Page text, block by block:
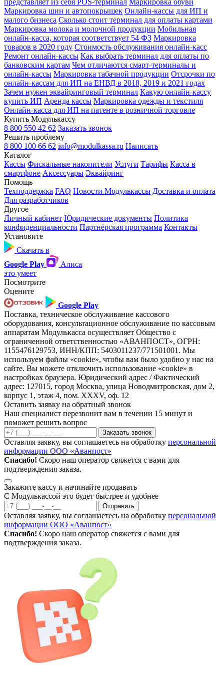
представляет из себя POS-терминал Маркировка обуви
Маркировка шин и автопокрышек Онлайн-кассы для ИП и
малого бизнеса Сколько стоит терминал для оплаты картами
Маркировка молока и молочной продукции Мобильная
онлайн-касса, которая соответствует 54 ФЗ Маркировка
товаров в 2020 году Стоимость обслуживания онлайн-касс
Ремонт онлайн-кассы Как выбрать терминал для оплаты по
банковским картам Чем отличаются смарт-терминалы и
онлайн-кассы Маркировка табачной продукции Отсрочки по
онлайн-кассам для ИП на ЕНВД в 2018, 2019 и 2021 годах
Зачем нужен эквайринговый терминал Какую онлайн-кассу
купить ИП Аренда кассы Маркировка одежды и текстиля
Онлайн-касса для ИП на патенте в розничной торговле
Купить Модулькассу
8 800 550 42 62 Заказать звонок
Решить проблему
8 800 100 66 62 info@modulkassa.ru Написать
Каталог
Кассы Фискальные накопители Услуги Тарифы Касса в
смартфоне Аксессуары Эквайринг
Помощь
Техподдержка FAQ Новости Модулькассы Доставка и оплата
Для разработчиков
Другое
Личный кабинет Юридические документы Политика
конфиденциальности Партнёрская программа Контакты
Установите
Скачать в
Google Play
Алиса
это умеет
Посмотрите
Оцените
Google Play
Поставка, техническое обслуживание кассового
оборудования, консультационное обслуживание по кассовым
аппаратам Модулькасса осуществляет Общество с
ограниченной ответственностью «АВАНПОСТ», ОГРН:
1155476129753, ИНН/КПП: 5403011237/771501001. Мы
используем файлы «cookie», чтобы вам было удобно у нас на
сайте. Вы можете отключить использование «cookie» в
настройках браузера. Юридический адрес / Фактический
адрес: 127015, город Москва, улица Новодмитровская, дом 2,
корпус 1, этаж 4, пом. XXXV, оф. 12
Оставить заявку на обратный звонок
Наш специалист перезвонит вам в течении 15 минут и
поможет решить вопрос
Заказать звонок
Оставляя заявку, вы соглашаетесь на обработку персональной
информации ООО «Аванпост»
Спасибо! Скоро наш оператор свяжется с вами для
подтверждения заказа.
Закажите кассу и начинайте продавать
С Модулькассой это будет быстрее и удобнее
Отправить
Оставляя заявку, вы соглашаетесь на обработку персональной
информации ООО «Аванпост»
Спасибо! Скоро наш оператор свяжется с вами для
подтверждения заказа.